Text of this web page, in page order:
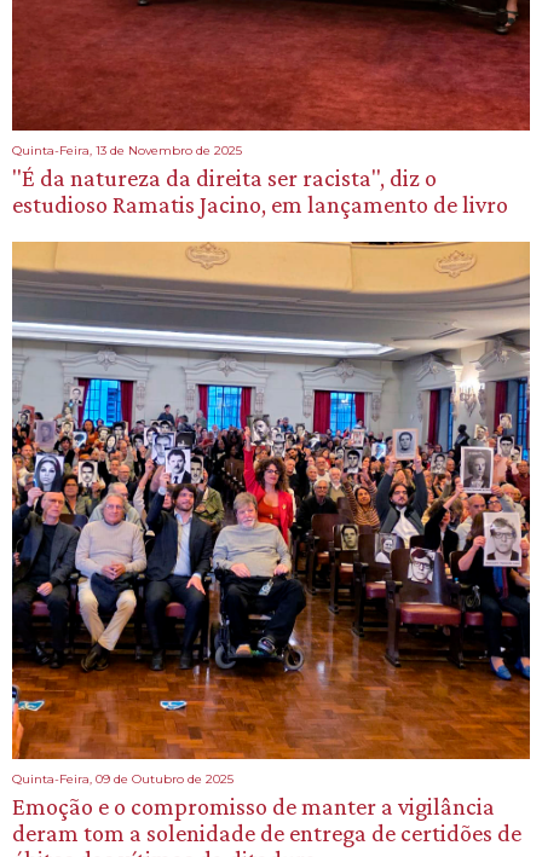
Quinta-Feira, 13 de Novembro de 2025
"É da natureza da direita ser racista", diz o
estudioso Ramatis Jacino, em lançamento de livro
Quinta-Feira, 09 de Outubro de 2025
Emoção e o compromisso de manter a vigilância
deram tom a solenidade de entrega de certidões de